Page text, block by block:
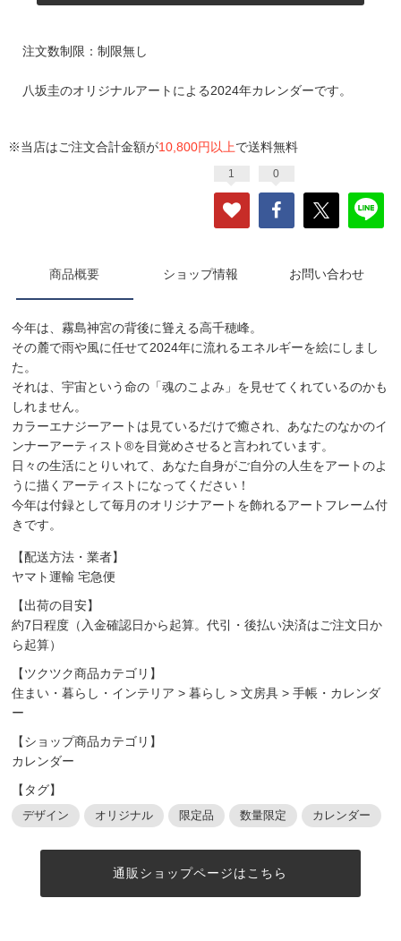
注文数制限：制限無し
八坂圭のオリジナルアートによる2024年カレンダーです。
※当店はご注文合計金額が10,800円以上で送料無料
1 0
商品概要 ショップ情報 お問い合わせ
今年は、霧島神宮の背後に聳える高千穂峰。
その麓で雨や風に任せて2024年に流れるエネルギーを絵にしまし
た。
それは、宇宙という命の「魂のこよみ」を見せてくれているのかも
しれません。
カラーエナジーアートは見ているだけで癒され、あなたのなかのイ
ンナーアーティスト®️を目覚めさせると言われています。
日々の生活にとりいれて、あなた自身がご自分の人生をアートのよ
うに描くアーティストになってください！
今年は付録として毎月のオリジナアートを飾れるアートフレーム付
きです。
【配送方法・業者】
ヤマト運輸 宅急便
【出荷の目安】
約7日程度（入金確認日から起算。代引・後払い決済はご注文日か
ら起算）
【ツクツク商品カテゴリ】
住まい・暮らし・インテリア >暮らし >文房具 >手帳・カレンダ
ー
【ショップ商品カテゴリ】
カレンダー
【タグ】
デザイン オリジナル 限定品 数量限定 カレンダー
通販ショップページはこちら